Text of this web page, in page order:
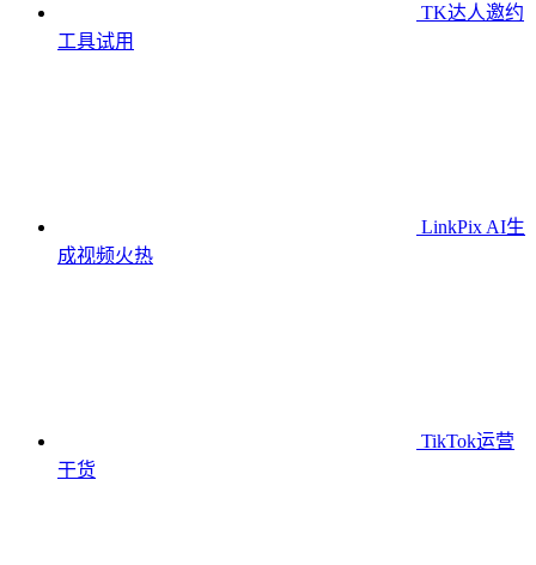
TK达人邀约
工具试用
LinkPix AI生
成视频火热
TikTok运营
干货